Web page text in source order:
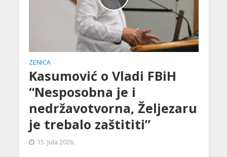
ZENICA
Kasumović o Vladi FBiH
“Nesposobna je i
nedržavotvorna, Željezaru
je trebalo zaštititi”
15. Jula 2026.